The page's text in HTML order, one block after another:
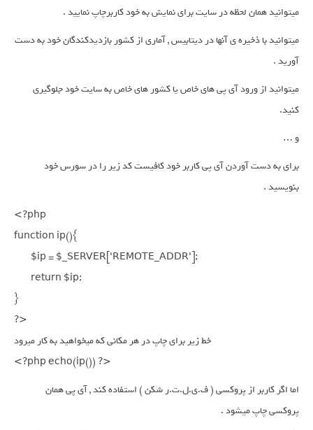
میتوانید همان لحظه در سایت برای نمایش به خود کاربرچاپ نمایید .
میتوانید با ذخیره ی آنها در دیتابیس , آماری از کشور بازدیدکندگان خود به دست
آورید .
میتوانید از ورود آی پی های خاص یا کشور های خاص به سایت خود جلوگیری
کنید.
و …
برای به دست آوردن آی پی کاربر خود کافیست کد زیر را در سورس خود
بنویسید .
<?php
function ip(){
}
?>
خط زیر برای چاپ در هر مکانی که میخواهید به کار میرود
<?php echo(ip()) ?>
اما اگر کاربر از پروکسی ( ف.ی.ل.ت.ر شکن ) استفاده کند , آی پی همان
پروکسی چاپ میشود .